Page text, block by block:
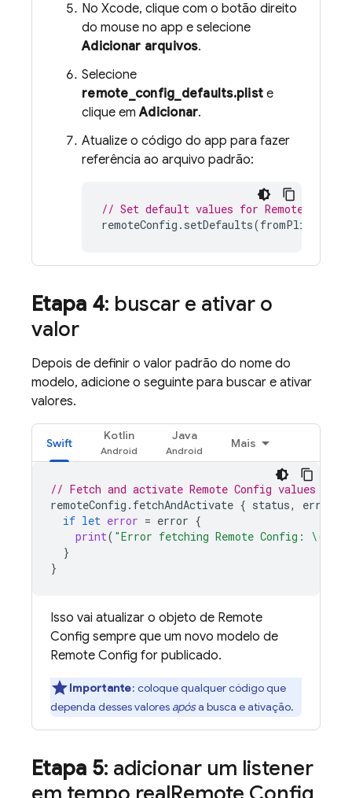
No Xcode, clique com o botão direito
do mouse no app e selecione
Adicionar arquivos.
Selecione
remote_config_defaults.plist e
clique emAdicionar.
Atualize o código do app para fazer
referência ao arquivo padrão:
// Set default values for Remote Config
remoteConfig . setDefaults(fromPlist
Etapa 4: buscar e ativar o
valor
Depois de definir o valor padrão do nome do
modelo, adicione o seguinte para buscar e ativar
valores.
Swift
Kotlin Java
Mais
// Fetch and activate Remote Config values
remoteConfig . fetchAndActivate { status, error
if let error = error {
print( "Error fetching Remote Config : \(
}
}
Isso vai atualizar o objeto de Remote
Config sempre que um novo modelo de
Remote Config for publicado.
Importante: coloque qualquer código que
dependa desses valores apósa busca e ativação.
Etapa 5: adicionar um listener